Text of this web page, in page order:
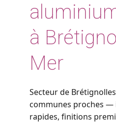
à
Mer
Secteur de
communes proches —
rapides, finitions